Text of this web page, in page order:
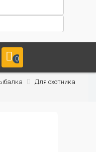
0
Для охотника